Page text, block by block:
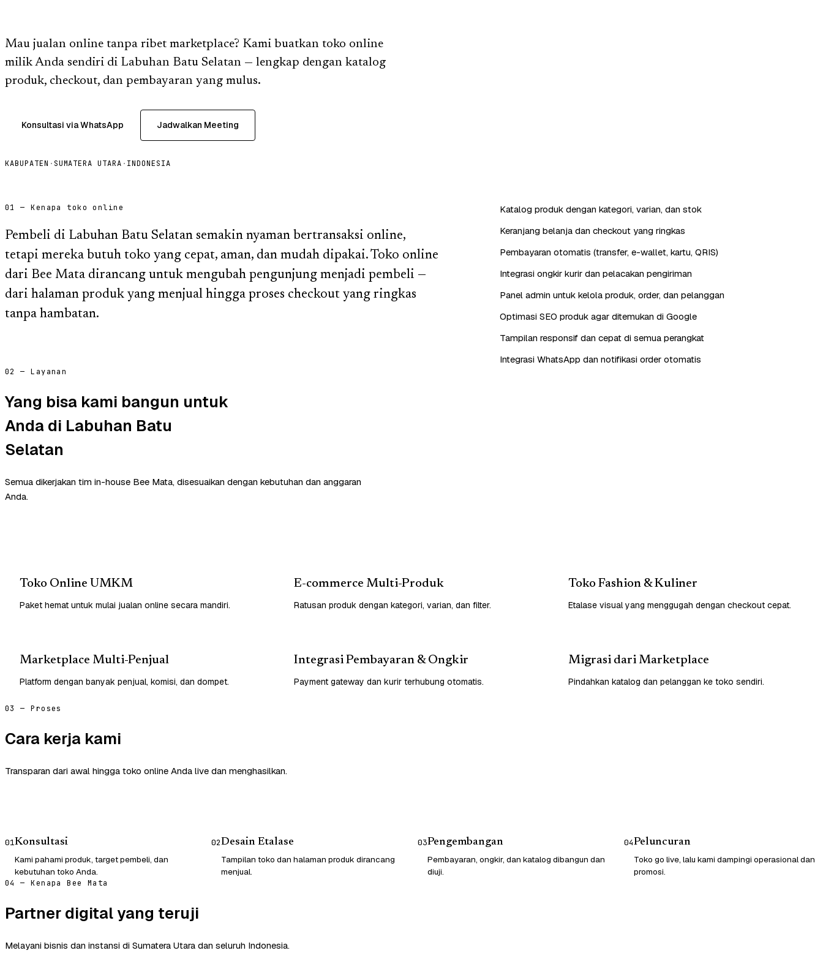
Mau jualan online tanpa ribet marketplace? Kami buatkan toko online
milik Anda sendiri di Labuhan Batu Selatan — lengkap dengan katalog
produk, checkout, dan pembayaran yang mulus.
Konsultasi via WhatsApp Jadwalkan Meeting
KABUPATEN · SUMATERA UTARA · INDONESIA
01 — Kenapa toko online
Pembeli di Labuhan Batu Selatan semakin nyaman bertransaksi online,
tetapi mereka butuh toko yang cepat, aman, dan mudah dipakai. Toko online
dari Bee Mata dirancang untuk mengubah pengunjung menjadi pembeli —
dari halaman produk yang menjual hingga proses checkout yang ringkas
tanpa hambatan.
Katalog produk dengan kategori, varian, dan stok
Keranjang belanja dan checkout yang ringkas
Pembayaran otomatis (transfer, e-wallet, kartu, QRIS)
Integrasi ongkir kurir dan pelacakan pengiriman
Panel admin untuk kelola produk, order, dan pelanggan
Optimasi SEO produk agar ditemukan di Google
Tampilan responsif dan cepat di semua perangkat
Integrasi WhatsApp dan notifikasi order otomatis
02 — Layanan
Yang bisa kami bangun untuk
Anda di Labuhan Batu
Selatan
Semua dikerjakan tim in-house Bee Mata, disesuaikan dengan kebutuhan dan anggaran
Anda.
Toko Online UMKM
Paket hemat untuk mulai jualan online secara mandiri.
E-commerce Multi-Produk
Ratusan produk dengan kategori, varian, dan filter.
Toko Fashion & Kuliner
Etalase visual yang menggugah dengan checkout cepat.
Marketplace Multi-Penjual
Platform dengan banyak penjual, komisi, dan dompet.
Integrasi Pembayaran & Ongkir
Payment gateway dan kurir terhubung otomatis.
Migrasi dari Marketplace
Pindahkan katalog dan pelanggan ke toko sendiri.
03 — Proses
Cara kerja kami
Transparan dari awal hingga toko online Anda live dan menghasilkan.
01Konsultasi
Kami pahami produk, target pembeli, dan
kebutuhan toko Anda.
02Desain Etalase
Tampilan toko dan halaman produk dirancang
menjual.
03Pengembangan
Pembayaran, ongkir, dan katalog dibangun dan
diuji.
04Peluncuran
Toko go live, lalu kami dampingi operasional dan
promosi.
04 — Kenapa Bee Mata
Partner digital yang teruji
Melayani bisnis dan instansi di Sumatera Utara dan seluruh Indonesia.